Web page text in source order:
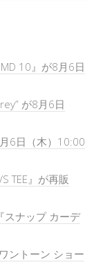
MD 10』が8月6日
が8月6日
月6日（木）10:00
TEE』が再販
スナップ カーデ
ントーン ショー